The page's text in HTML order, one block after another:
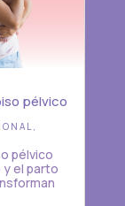
pélvico
pélvico
y el parto